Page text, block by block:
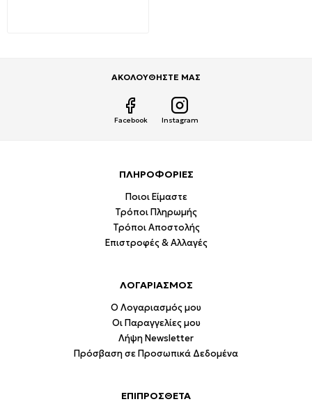
ΑΚΟΛΟΥΘΗΣΤΕ ΜΑΣ
Facebook Instagram
ΠΛΗΡΟΦΟΡΙΕΣ
Ποιοι Είμαστε
Τρόποι Πληρωμής
Τρόποι Αποστολής
Επιστροφές & Αλλαγές
ΛΟΓΑΡΙΑΣΜΟΣ
Ο Λογαριασμός μου
Οι Παραγγελίες μου
Λήψη Newsletter
Πρόσβαση σε Προσωπικά Δεδομένα
ΕΠΙΠΡΟΣΘΕΤΑ